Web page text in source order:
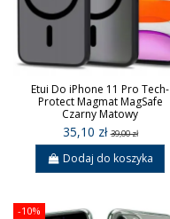
Etui Do iPhone 11 Pro Tech-
Protect Magmat MagSafe
Czarny Matowy
35,10 zł39,00 zł
Dodaj do koszyka
-10%